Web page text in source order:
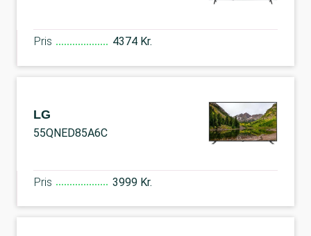
Pris 4374 Kr.
LG
55QNED85A6C
Pris 3999 Kr.